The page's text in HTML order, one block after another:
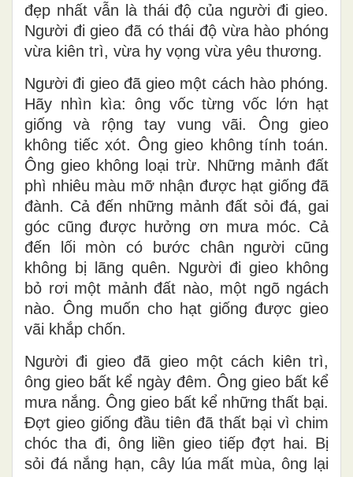
đẹp nhất vẫn là thái độ của người đi gieo.
Người đi gieo đã có thái độ vừa hào phóng
vừa kiên trì, vừa hy vọng vừa yêu thương.
Người đi gieo đã gieo một cách hào phóng.
Hãy nhìn kìa: ông vốc từng vốc lớn hạt
giống và rộng tay vung vãi. Ông gieo
không tiếc xót. Ông gieo không tính toán.
Ông gieo không loại trừ. Những mảnh đất
phì nhiêu màu mỡ nhận được hạt giống đã
đành. Cả đến những mảnh đất sỏi đá, gai
góc cũng được hưởng ơn mưa móc. Cả
đến lối mòn có bước chân người cũng
không bị lãng quên. Người đi gieo không
bỏ rơi một mảnh đất nào, một ngõ ngách
nào. Ông muốn cho hạt giống được gieo
vãi khắp chốn.
Người đi gieo đã gieo một cách kiên trì,
ông gieo bất kể ngày đêm. Ông gieo bất kể
mưa nắng. Ông gieo bất kể những thất bại.
Đợt gieo giống đầu tiên đã thất bại vì chim
chóc tha đi, ông liền gieo tiếp đợt hai. Bị
sỏi đá nắng hạn, cây lúa mất mùa, ông lại